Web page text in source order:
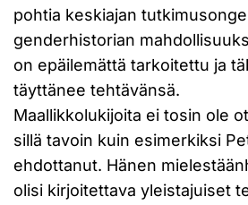
pohtia keskiajan
genderhistorian
on epäilemättä tarkoitettu ja
täyttänee tehtävänsä.
Maallikkolukijoita ei tosin ole
sillä tavoin kuin esimerkiksi
ehdottanut. Hänen
olisi kirjoitettava yleistajuiset